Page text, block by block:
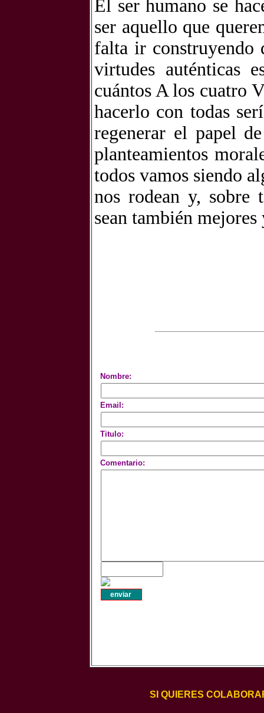
El ser humano se
ser aquello que
falta ir construyendo
virtudes auténticas
cuántos A los cuatro
hacerlo con todas
regenerar el papel
planteamientos
todos vamos siendo
nos rodean y, sobre
sean también
Nombre:
Email:
Titulo:
Comentario:
SI QUIERES